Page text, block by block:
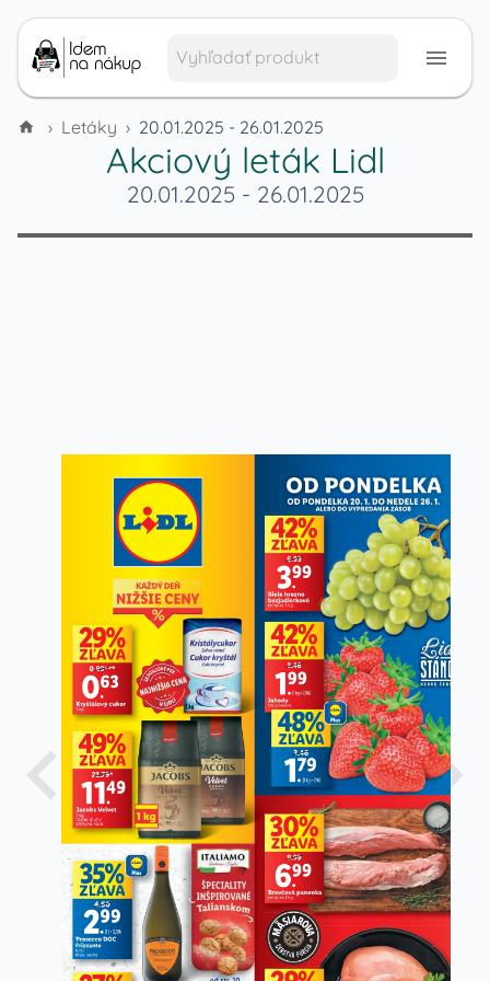
› Letáky › 20.01.2025 - 26.01.2025
Akciový leták Lidl
20.01.2025 - 26.01.2025